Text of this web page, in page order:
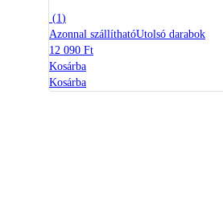
(1)
Azonnal szállíthatóUtolsó darabok
12 090 Ft
Kosárba
Kosárba